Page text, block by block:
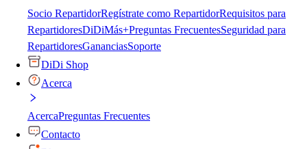
Socio RepartidorRegístrate como RepartidorRequisitos para
RepartidoresDiDiMás+Preguntas FrecuentesSeguridad para
RepartidoresGananciasSoporte
DiDi Shop
Acerca
AcercaPreguntas Frecuentes
Contacto